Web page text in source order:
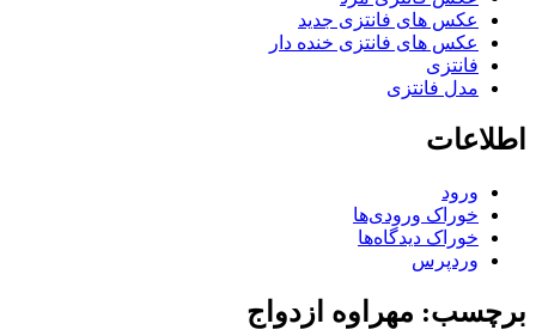
عکس های فانتزی جدید
عکس های فانتزی خنده دار
فانتزی
مدل فانتزی
اطلاعات
ورود
خوراک ورودی‌ها
خوراک دیدگاه‌ها
وردپرس
برچسب: مهراوه ازدواج